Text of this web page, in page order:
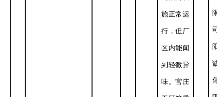
施正常运
行，但厂
区内能闻
到轻微异
味 。官庄